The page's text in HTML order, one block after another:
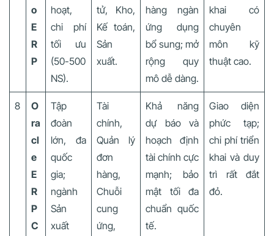
o
E
R
P
hoạt,
chi phí
tối ưu
(50-500
NS).
tử, Kho,
Kế toán,
Sản
xuất.
hàng ngàn
ứng dụng
bổ sung; mở
rộng quy
mô dễ dàng.
khai có
chuyên
môn kỹ
thuật cao.
8
O
ra
cl
e
E
R
P
C
Tập
đoàn
lớn, đa
quốc
gia;
ngành
Sản
xuất
Tài
chính,
Quản lý
đơn
hàng,
Chuỗi
cung
ứng,
Khả năng
dự báo và
hoạch định
tài chính cực
mạnh; bảo
mật tối đa
chuẩn quốc
tế.
Giao diện
phức tạp;
chi phí triển
khai và duy
trì rất đắt
đỏ.